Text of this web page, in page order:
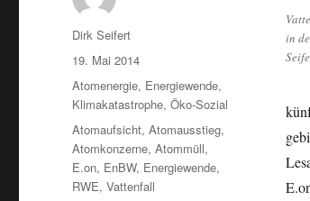
in
Autor
Dirk Seifert
Veröffentlicht
am
19. Mai 2014
Kategorien
Atomenergie, Energiewende,
Klimakatastrophe,Öko-Sozial
Schlagwörter
Atomaufsicht,Atomausstieg,
Atomkonzerne,Atommüll,
E.on, EnBW, Energiewende,
RWE,Vattenfall